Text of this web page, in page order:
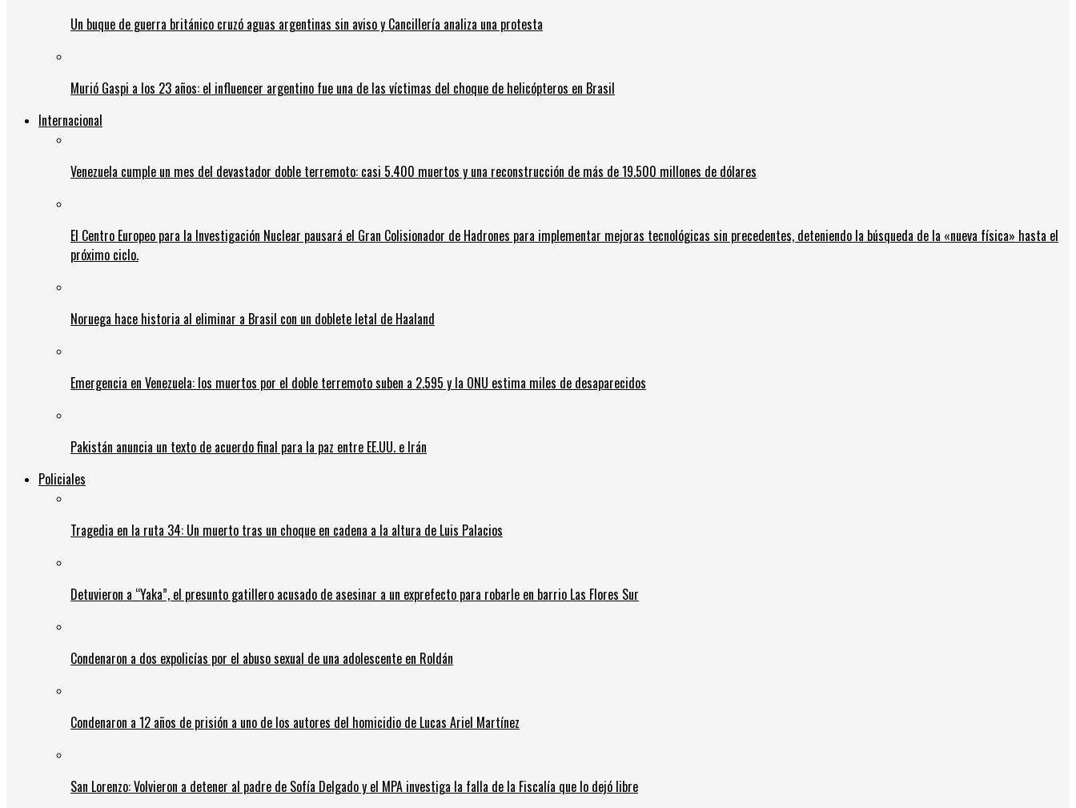
Un buque de guerra británico cruzó aguas argentinas sin aviso y Cancillería analiza una protesta
Murió Gaspi a los 23 años: el influencer argentino fue una de las víctimas del choque de helicópteros en Brasil
Internacional
Venezuela cumple un mes del devastador doble terremoto: casi 5.400 muertos y una reconstrucción de más de 19.500 millones de dólares
El Centro Europeo para la Investigación Nuclear pausará el Gran Colisionador de Hadrones para implementar mejoras tecnológicas sin precedentes, deteniendo la búsqueda de la «nueva física» hasta el
próximo ciclo.
Noruega hace historia al eliminar a Brasil con un doblete letal de Haaland
Emergencia en Venezuela: los muertos por el doble terremoto suben a 2.595 y la ONU estima miles de desaparecidos
Pakistán anuncia un texto de acuerdo final para la paz entre EE.UU. e Irán
Policiales
Tragedia en la ruta 34: Un muerto tras un choque en cadena a la altura de Luis Palacios
Detuvieron a “Yaka”, el presunto gatillero acusado de asesinar a un exprefecto para robarle en barrio Las Flores Sur
Condenaron a dos expolicías por el abuso sexual de una adolescente en Roldán
Condenaron a 12 años de prisión a uno de los autores del homicidio de Lucas Ariel Martínez
San Lorenzo: Volvieron a detener al padre de Sofía Delgado y el MPA investiga la falla de la Fiscalía que lo dejó libre